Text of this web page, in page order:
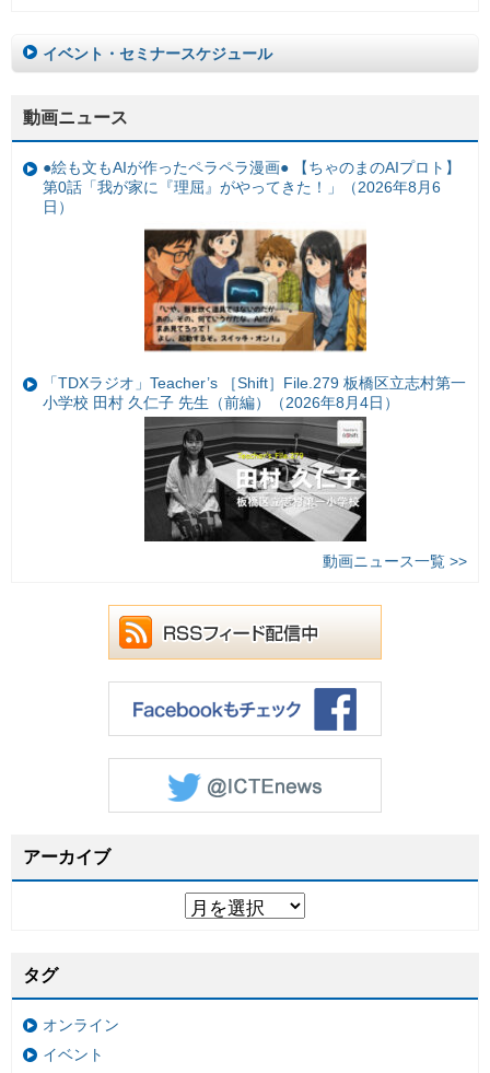
イベント・セミナースケジュール
動画ニュース
●絵も文もAIが作ったペラペラ漫画● 【ちゃのまのAIプロト】
第0話「我が家に『理屈』がやってきた！」（2026年8月6
日）
「TDXラジオ」Teacher’s ［Shift］File.279 板橋区立志村第一
小学校 田村 久仁子 先生（前編）（2026年8月4日）
動画ニュース一覧 >>
アーカイブ
タグ
オンライン
イベント